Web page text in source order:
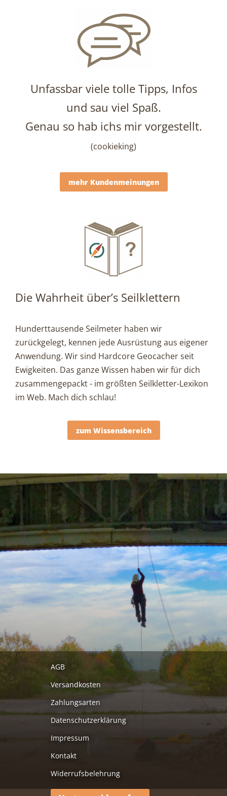
Unfassbar viele tolle Tipps, Infos
und sau viel Spaß.
Genau so hab ichs mir vorgestellt.
(cookieking)
mehr Kundenmeinungen
Die Wahrheit über’s Seilklettern
Hunderttausende Seilmeter haben wir
zurückgelegt, kennen jede Ausrüstung aus eigener
Anwendung. Wir sind Hardcore Geocacher seit
Ewigkeiten. Das ganze Wissen haben wir für dich
zusammengepackt - im größten Seilkletter-Lexikon
im Web. Mach dich schlau!
zum Wissensbereich
AGB
Versandkosten
Zahlungsarten
Datenschutzerklärung
Impressum
Kontakt
Widerrufsbelehrung